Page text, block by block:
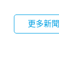
更多新聞